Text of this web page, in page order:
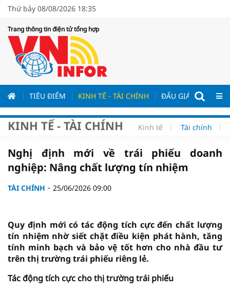
Thứ bảy 08/08/2026 18:35
Trang thông tin điện tử tổng hợp
TIÊU ĐIỂM KINH TẾ - TÀI CHÍNH ĐẤU GIÁ - ĐẤU
KINH TẾ - TÀI CHÍNH Kinh tế Tài chính
Nghị định mới về trái phiếu doanh
nghiệp: Nâng chất lượng tín nhiệm
TÀI CHÍNH 25/06/2026 09:00
Quy định mới có tác động tích cực đến chất lượng
tín nhiệm nhờ siết chặt điều kiện phát hành, tăng
tính minh bạch và bảo vệ tốt hơn cho nhà đầu tư
trên thị trường trái phiếu riêng lẻ.
Tác động tích cực cho thị trường trái phiếu